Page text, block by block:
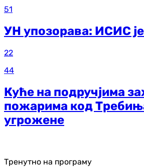
51
УН упозорава: ИСИС
22
44
Куће на подручјима
пожарима код
угрожене
Тренутно на програму